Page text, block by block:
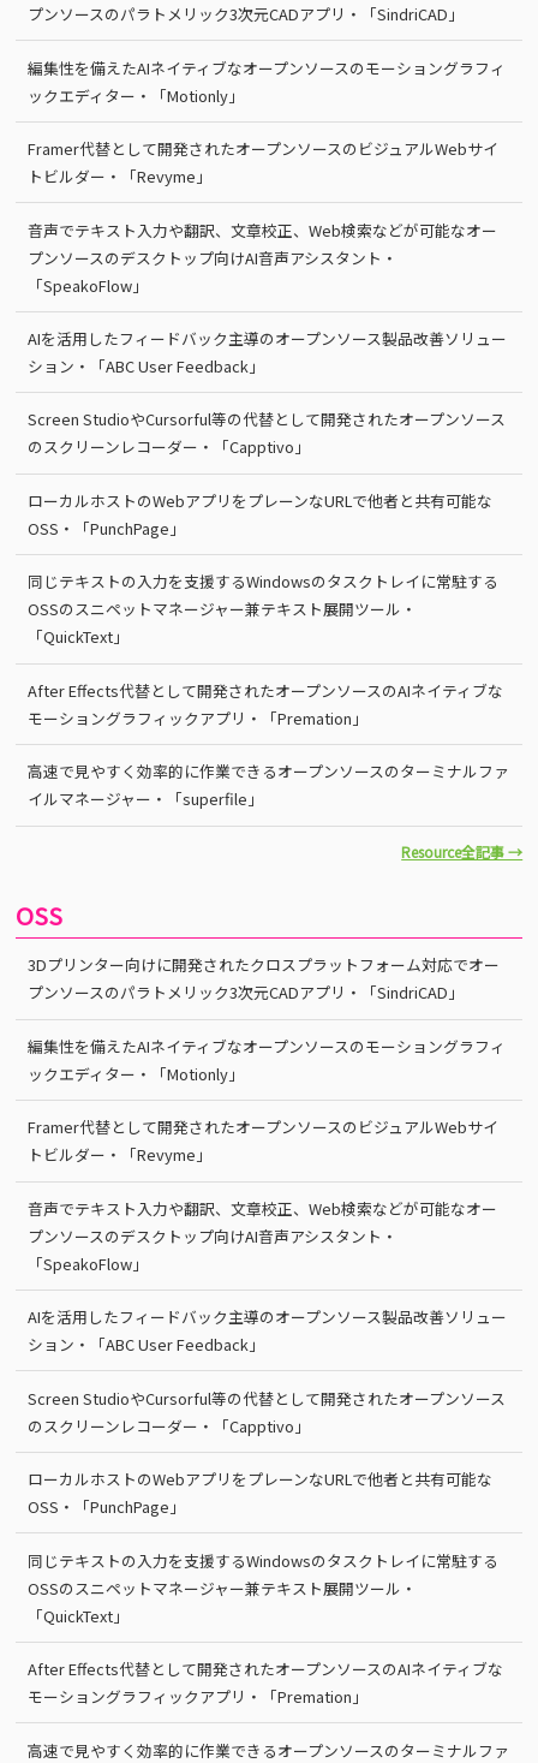
プンソースのパラトメリック3次元CADアプリ・「SindriCAD」
編集性を備えたAIネイティブなオープンソースのモーショングラフィ
ックエディター・「Motionly」
Framer代替として開発されたオープンソースのビジュアルWebサイ
トビルダー・「Revyme」
音声でテキスト入力や翻訳、文章校正、Web検索などが可能なオー
プンソースのデスクトップ向けAI音声アシスタント・
「SpeakoFlow」
AIを活用したフィードバック主導のオープンソース製品改善ソリュー
ション・「ABC User Feedback」
Screen StudioやCursorful等の代替として開発されたオープンソース
のスクリーンレコーダー・「Capptivo」
ローカルホストのWebアプリをプレーンなURLで他者と共有可能な
OSS・「PunchPage」
同じテキストの入力を支援するWindowsのタスクトレイに常駐する
OSSのスニペットマネージャー兼テキスト展開ツール・
「QuickText」
After Effects代替として開発されたオープンソースのAIネイティブな
モーショングラフィックアプリ・「Premation」
高速で見やすく効率的に作業できるオープンソースのターミナルファ
イルマネージャー・「superfile」
Resource全記事 →
OSS
3Dプリンター向けに開発されたクロスプラットフォーム対応でオー
プンソースのパラトメリック3次元CADアプリ・「SindriCAD」
編集性を備えたAIネイティブなオープンソースのモーショングラフィ
ックエディター・「Motionly」
Framer代替として開発されたオープンソースのビジュアルWebサイ
トビルダー・「Revyme」
音声でテキスト入力や翻訳、文章校正、Web検索などが可能なオー
プンソースのデスクトップ向けAI音声アシスタント・
「SpeakoFlow」
AIを活用したフィードバック主導のオープンソース製品改善ソリュー
ション・「ABC User Feedback」
Screen StudioやCursorful等の代替として開発されたオープンソース
のスクリーンレコーダー・「Capptivo」
ローカルホストのWebアプリをプレーンなURLで他者と共有可能な
OSS・「PunchPage」
同じテキストの入力を支援するWindowsのタスクトレイに常駐する
OSSのスニペットマネージャー兼テキスト展開ツール・
「QuickText」
After Effects代替として開発されたオープンソースのAIネイティブな
モーショングラフィックアプリ・「Premation」
高速で見やすく効率的に作業できるオープンソースのターミナルファ